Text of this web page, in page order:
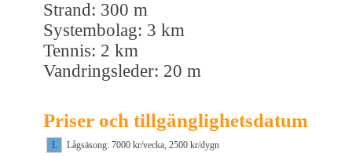
Strand: 300 m
Systembolag: 3 km
Tennis: 2 km
Vandringsleder: 20 m
Priser och tillgänglighetsdatum
L
Lågsäsong: 7000 kr/vecka, 2500 kr/dygn